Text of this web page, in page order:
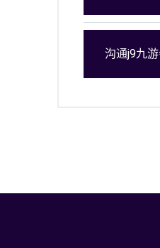
沟通j9九